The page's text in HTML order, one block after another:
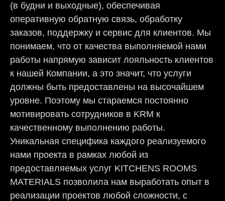
(в будни и выходные), обеспечивая
оперативную обратную связь, обработку
заказов, поддержку и сервис для клиентов. Мы
понимаем, что от качества выполняемой нами
работы напрямую зависит лояльность клиентов
к нашей Компании, а это значит, что услуги
должны быть предоставлены на высочайшем
уровне. Поэтому мы стараемся постоянно
мотивировать сотрудников в KRM к
качественному выполнению работы.
Уникальная специфика каждого реализуемого
нами проекта в рамках любой из
предоставляемых услуг KITCHENS ROOMS
MATERIALS позволила нам выработать опыт в
реализации проектов любой сложности, с